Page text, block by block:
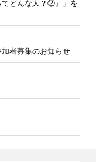
てどんな人？②』」を
者募集のお知らせ